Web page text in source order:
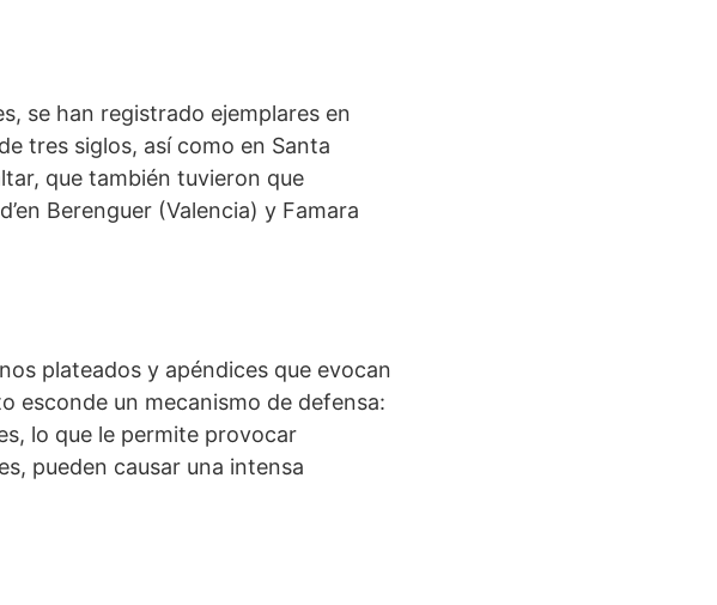
se han registrado ejemplares en
tres siglos, así como en Santa
que también tuvieron que
Berenguer (Valencia) y Famara
plateados y apéndices que evocan
esconde un mecanismo de defensa:
lo que le permite provocar
pueden causar una intensa